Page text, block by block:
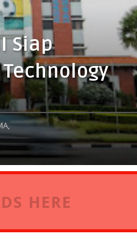
Siap
HERE